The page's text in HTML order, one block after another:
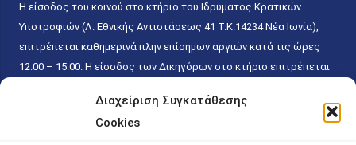
Διαχείριση Συγκατάθεσης
Cookies
Η είσοδος του κοινού στο κτήριο του Ιδρύματος Κρατικών
Υποτροφιών (Λ. Εθνικής Αντιστάσεως 41 T.K.14234 Νέα Ιωνία),
επιτρέπεται καθημερινά πλην επίσημων αργιών κατά τις ώρες
12.00 – 15.00. Η είσοδος των Δικηγόρων στο κτήριο επιτρέπεται
κάθε εργάσιμη ημέρα και ώρα χωρίς κανέναν χρονικό ή άλλο
περιορισμό. Η είσοδος του κοινού ειδικά στο γραφείο του